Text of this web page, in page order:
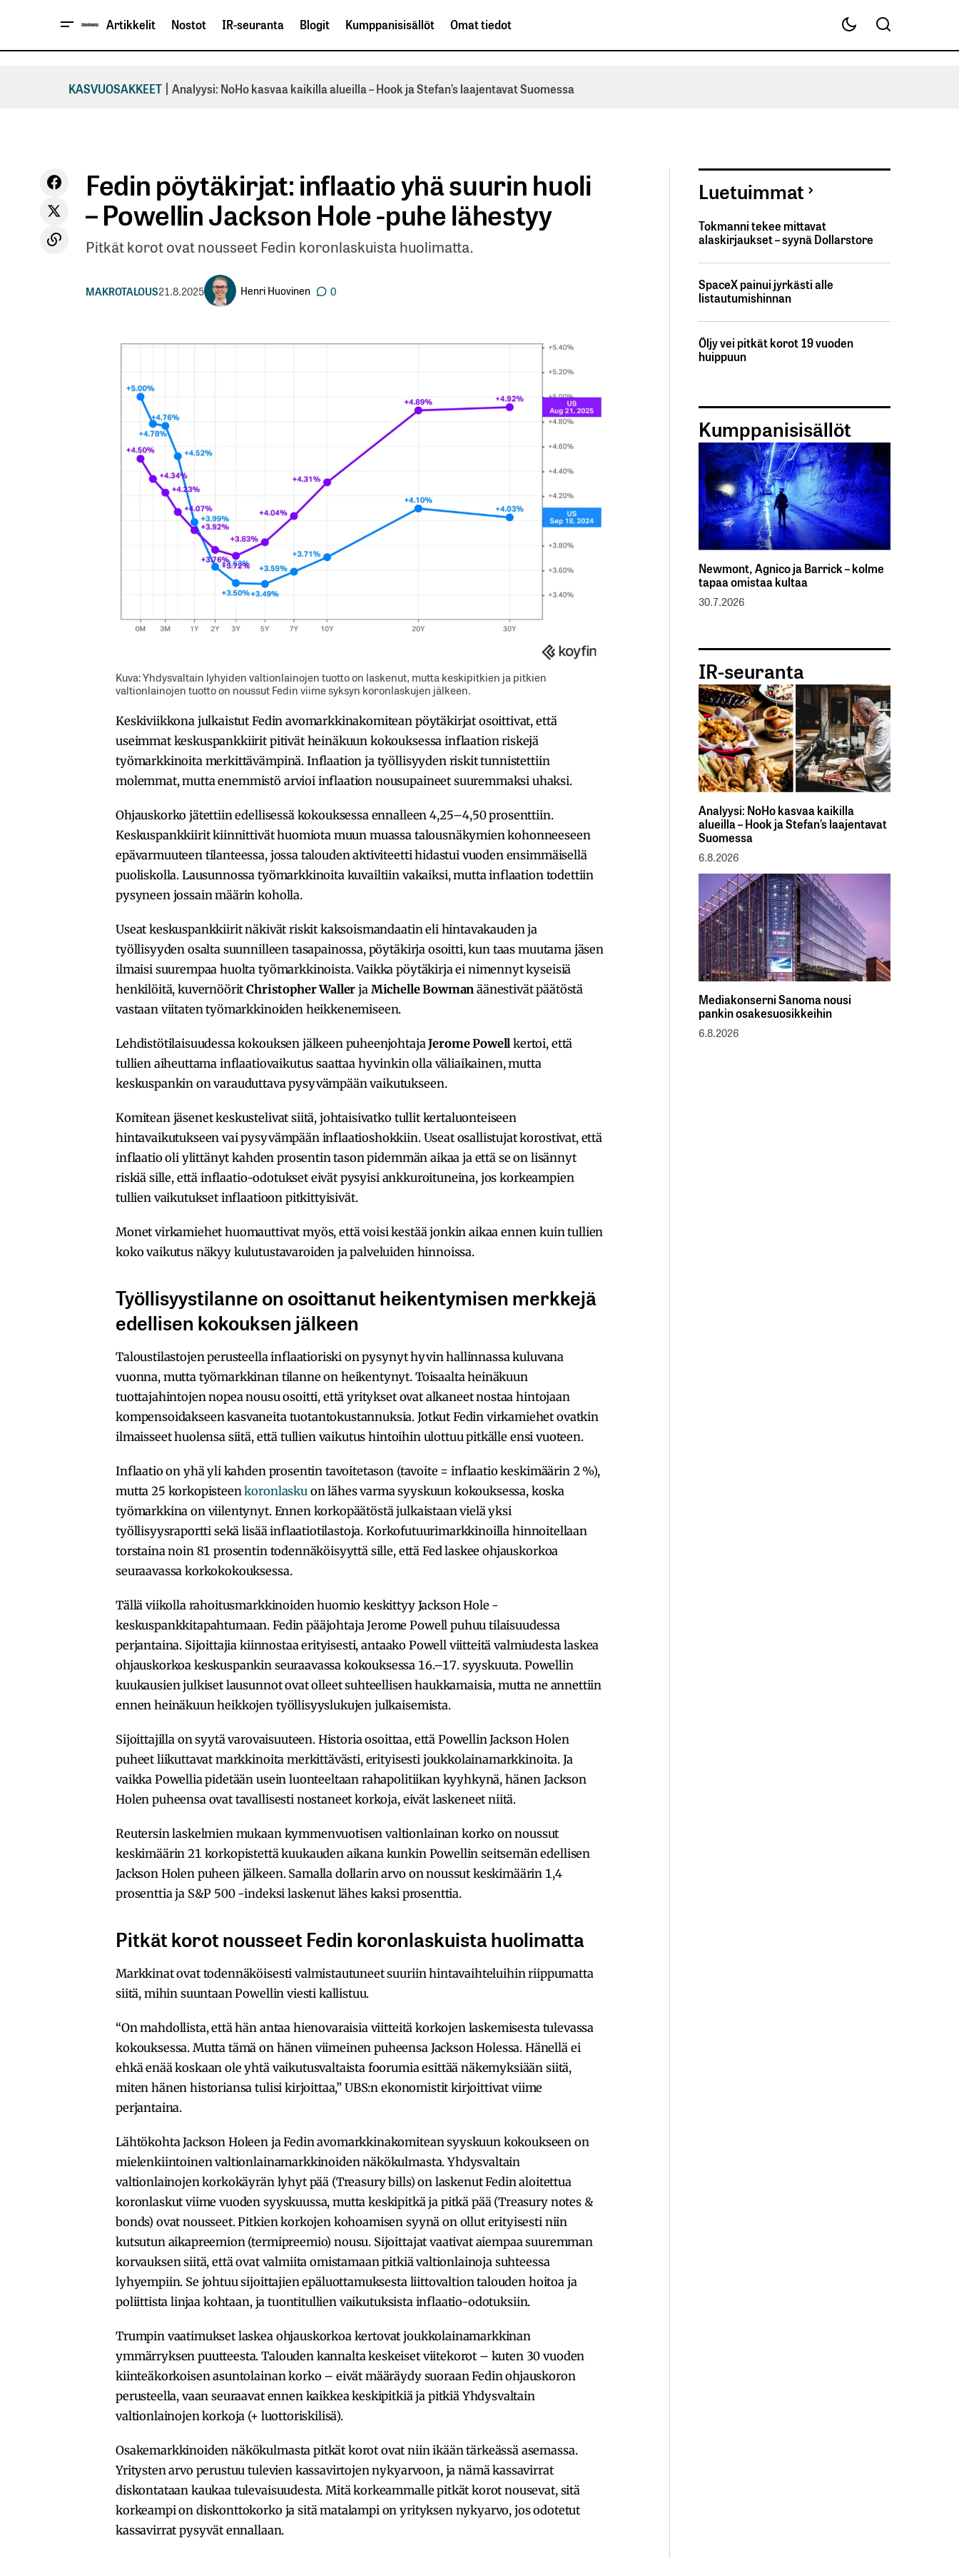
Artikkelit Nostot IR-seuranta Blogit Kumppanisisällöt Omat tiedot
KASVUOSAKKEET | Analyysi: NoHo kasvaa kaikilla alueilla – Hook ja Stefan’s laajentavat Suomessa
Fedin pöytäkirjat: inflaatio yhä suurin huoli
– Powellin Jackson Hole -puhe lähestyy
Pitkät korot ovat nousseet Fedin koronlaskuista huolimatta.
MAKROTALOUS21.8.2025 Henri Huovinen 0
Kuva: Yhdysvaltain lyhyiden valtionlainojen tuotto on laskenut, mutta keskipitkien ja pitkien
valtionlainojen tuotto on noussut Fedin viime syksyn koronlaskujen jälkeen.
Keskiviikkona julkaistut Fedin avomarkkinakomitean pöytäkirjat osoittivat, että
useimmat keskuspankkiirit pitivät heinäkuun kokouksessa inflaation riskejä
työmarkkinoita merkittävämpinä. Inflaation ja työllisyyden riskit tunnistettiin
molemmat, mutta enemmistö arvioi inflaation nousupaineet suuremmaksi uhaksi.
Ohjauskorko jätettiin edellisessä kokouksessa ennalleen 4,25–4,50 prosenttiin.
Keskuspankkiirit kiinnittivät huomiota muun muassa talousnäkymien kohonneeseen
epävarmuuteen tilanteessa, jossa talouden aktiviteetti hidastui vuoden ensimmäisellä
puoliskolla. Lausunnossa työmarkkinoita kuvailtiin vakaiksi, mutta inflaation todettiin
pysyneen jossain määrin koholla.
Useat keskuspankkiirit näkivät riskit kaksoismandaatin eli hintavakauden ja
työllisyyden osalta suunnilleen tasapainossa, pöytäkirja osoitti, kun taas muutama jäsen
ilmaisi suurempaa huolta työmarkkinoista. Vaikka pöytäkirja ei nimennyt kyseisiä
henkilöitä, kuvernööritChristopher Waller ja Michelle Bowman äänestivät päätöstä
vastaan viitaten työmarkkinoiden heikkenemiseen.
Lehdistötilaisuudessa kokouksen jälkeen puheenjohtajaJerome Powell kertoi, että
tullien aiheuttama inflaatiovaikutus saattaa hyvinkin olla väliaikainen, mutta
keskuspankin on varauduttava pysyvämpään vaikutukseen.
Komitean jäsenet keskustelivat siitä, johtaisivatko tullit kertaluonteiseen
hintavaikutukseen vai pysyvämpään inflaatioshokkiin. Useat osallistujat korostivat, että
inflaatio oli ylittänyt kahden prosentin tason pidemmän aikaa ja että se on lisännyt
riskiä sille, että inflaatio-odotukset eivät pysyisi ankkuroituneina, jos korkeampien
tullien vaikutukset inflaatioon pitkittyisivät.
Monet virkamiehet huomauttivat myös, että voisi kestää jonkin aikaa ennen kuin tullien
koko vaikutus näkyy kulutustavaroiden ja palveluiden hinnoissa.
Työllisyystilanne on osoittanut heikentymisen merkkejä
edellisen kokouksen jälkeen
Taloustilastojen perusteella inflaatioriski on pysynyt hyvin hallinnassa kuluvana
vuonna, mutta työmarkkinan tilanne on heikentynyt. Toisaalta heinäkuun
tuottajahintojen nopea nousu osoitti, että yritykset ovat alkaneet nostaa hintojaan
kompensoidakseen kasvaneita tuotantokustannuksia. Jotkut Fedin virkamiehet ovatkin
ilmaisseet huolensa siitä, että tullien vaikutus hintoihin ulottuu pitkälle ensi vuoteen.
Inflaatio on yhä yli kahden prosentin tavoitetason (tavoite = inflaatio keskimäärin 2 %),
mutta 25 korkopisteenkoronlaskuon lähes varma syyskuun kokouksessa, koska
työmarkkina on viilentynyt. Ennen korkopäätöstä julkaistaan vielä yksi
työllisyysraportti sekä lisää inflaatiotilastoja. Korkofutuurimarkkinoilla hinnoitellaan
torstaina noin 81 prosentin todennäköisyyttä sille, että Fed laskee ohjauskorkoa
seuraavassa korkokokouksessa.
Tällä viikolla rahoitusmarkkinoiden huomio keskittyy Jackson Hole -
keskuspankkitapahtumaan. Fedin pääjohtaja Jerome Powell puhuu tilaisuudessa
perjantaina. Sijoittajia kiinnostaa erityisesti, antaako Powell viitteitä valmiudesta laskea
ohjauskorkoa keskuspankin seuraavassa kokouksessa 16.–17. syyskuuta. Powellin
kuukausien julkiset lausunnot ovat olleet suhteellisen haukkamaisia, mutta ne annettiin
ennen heinäkuun heikkojen työllisyyslukujen julkaisemista.
Sijoittajilla on syytä varovaisuuteen. Historia osoittaa, että Powellin Jackson Holen
puheet liikuttavat markkinoita merkittävästi, erityisesti joukkolainamarkkinoita. Ja
vaikka Powellia pidetään usein luonteeltaan rahapolitiikan kyyhkynä, hänen Jackson
Holen puheensa ovat tavallisesti nostaneet korkoja, eivät laskeneet niitä.
Reutersin laskelmien mukaan kymmenvuotisen valtionlainan korko on noussut
keskimäärin 21 korkopistettä kuukauden aikana kunkin Powellin seitsemän edellisen
Jackson Holen puheen jälkeen. Samalla dollarin arvo on noussut keskimäärin 1,4
prosenttia ja S&P 500 -indeksi laskenut lähes kaksi prosenttia.
Pitkät korot nousseet Fedin koronlaskuista huolimatta
Markkinat ovat todennäköisesti valmistautuneet suuriin hintavaihteluihin riippumatta
siitä, mihin suuntaan Powellin viesti kallistuu.
“On mahdollista, että hän antaa hienovaraisia viitteitä korkojen laskemisesta tulevassa
kokouksessa. Mutta tämä on hänen viimeinen puheensa Jackson Holessa. Hänellä ei
ehkä enää koskaan ole yhtä vaikutusvaltaista foorumia esittää näkemyksiään siitä,
miten hänen historiansa tulisi kirjoittaa,” UBS:n ekonomistit kirjoittivat viime
perjantaina.
Lähtökohta Jackson Holeen ja Fedin avomarkkinakomitean syyskuun kokoukseen on
mielenkiintoinen valtionlainamarkkinoiden näkökulmasta. Yhdysvaltain
valtionlainojen korkokäyrän lyhyt pää (Treasury bills) on laskenut Fedin aloitettua
koronlaskut viime vuoden syyskuussa, mutta keskipitkä ja pitkä pää (Treasury notes &
bonds) ovat nousseet. Pitkien korkojen kohoamisen syynä on ollut erityisesti niin
kutsutun aikapreemion (termipreemio) nousu. Sijoittajat vaativat aiempaa suuremman
korvauksen siitä, että ovat valmiita omistamaan pitkiä valtionlainoja suhteessa
lyhyempiin. Se johtuu sijoittajien epäluottamuksesta liittovaltion talouden hoitoa ja
poliittista linjaa kohtaan, ja tuontitullien vaikutuksista inflaatio-odotuksiin.
Trumpin vaatimukset laskea ohjauskorkoa kertovat joukkolainamarkkinan
ymmärryksen puutteesta. Talouden kannalta keskeiset viitekorot – kuten 30 vuoden
kiinteäkorkoisen asuntolainan korko – eivät määräydy suoraan Fedin ohjauskoron
perusteella, vaan seuraavat ennen kaikkea keskipitkiä ja pitkiä Yhdysvaltain
valtionlainojen korkoja (+ luottoriskilisä).
Osakemarkkinoiden näkökulmasta pitkät korot ovat niin ikään tärkeässä asemassa.
Yritysten arvo perustuu tulevien kassavirtojen nykyarvoon, ja nämä kassavirrat
diskontataan kaukaa tulevaisuudesta. Mitä korkeammalle pitkät korot nousevat, sitä
korkeampi on diskonttokorko ja sitä matalampi on yrityksen nykyarvo, jos odotetut
kassavirrat pysyvät ennallaan.
Luetuimmat
Tokmanni tekee mittavat
alaskirjaukset – syynä Dollarstore
SpaceX painui jyrkästi alle
listautumishinnan
Öljy vei pitkät korot 19 vuoden
huippuun
Kumppanisisällöt
Newmont, Agnico ja Barrick – kolme
tapaa omistaa kultaa
30.7.2026
IR-seuranta
Analyysi: NoHo kasvaa kaikilla
alueilla – Hook ja Stefan’s laajentavat
Suomessa
6.8.2026
Mediakonserni Sanoma nousi
pankin osakesuosikkeihin
6.8.2026